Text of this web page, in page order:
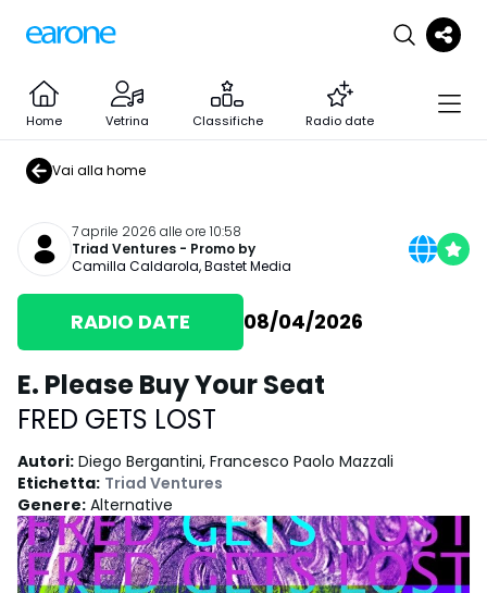
Home Vetrina Classifiche Radio date
Vai alla home
7 aprile 2026 alle ore 10:58
Triad Ventures - Promo by
Camilla Caldarola,Bastet Media
RADIO DATE 08/04/2026
E. Please Buy Your Seat
FRED GETS LOST
Autori: Diego Bergantini, Francesco Paolo Mazzali
Etichetta: Triad Ventures
Genere: Alternative